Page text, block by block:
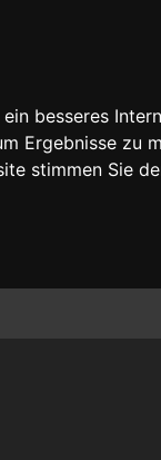
besseres
Ergebnisse zu
stimmen Sie